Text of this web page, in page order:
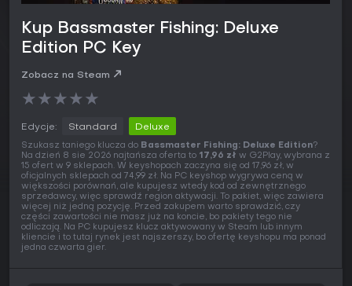
Kup Bassmaster Fishing: Deluxe
Edition PC Key
Zobacz na Steam
★★★★★
Edycje: Standard Deluxe
Szukasz taniego klucza do Bassmaster Fishing: Deluxe Edition?
Na dzień 8 sie 2026 najtańsza oferta to 17,96 zł w G2Play, wybrana z
15 ofert w 9 sklepach. W keyshopach zaczyna się od 17,96 zł, w
oficjalnych sklepach od 74,99 zł. Na PC keyshop wygrywa ceną w
większości porównań, ale kupujesz wtedy kod od zewnętrznego
sprzedawcy, więc sprawdź region aktywacji. To pakiet, więc zawiera
więcej niż jedną pozycję. Przed zakupem warto sprawdzić, czy
części zawartości nie masz już na koncie, bo pakiety tego nie
odliczają. Na PC kupujesz klucz aktywowany w Steam lub innym
kliencie i to tutaj rynek jest najszerszy, bo ofertę keyshopu ma ponad
jedna czwarta gier.